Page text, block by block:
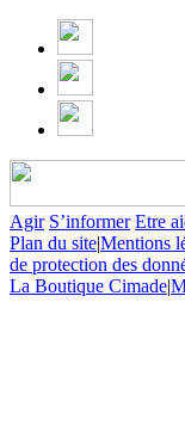
Agir S’informer Etre
Plan du site|Mentions
de protection des
La Boutique Cimade|